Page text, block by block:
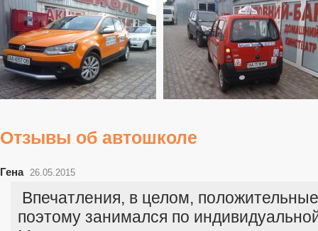
Отзывы об автошколе
Гена 26.05.2015
Впечатления, в целом,
поэтому занимался по